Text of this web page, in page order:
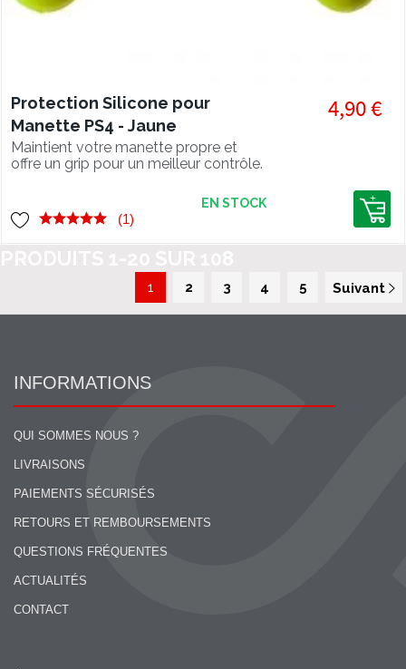
Protection Silicone pour
Manette PS4 - Jaune
Maintient votre manette propre et
offre un grip pour un meilleur contrôle.
4,90 €
(1)
EN STOCK
1 2 3 4 5 Suivant
INFORMATIONS
QUI SOMMES NOUS ?
LIVRAISONS
PAIEMENTS SÉCURISÉS
RETOURS ET REMBOURSEMENTS
QUESTIONS FRÉQUENTES
ACTUALITÉS
CONTACT